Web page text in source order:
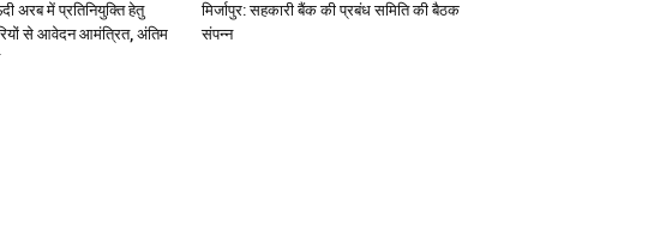
अरब में प्रतिनियुक्ति हेतु
से आवेदन आमंत्रित, अंतिम
मिर्जापुर: सहकारी बैंक की प्रबंध समिति की बैठक
संपन्न